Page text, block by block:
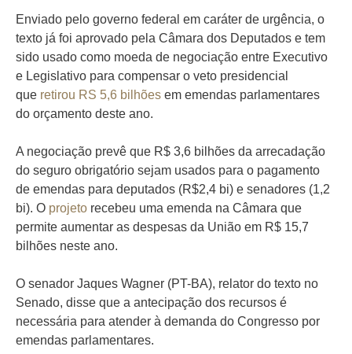
Enviado pelo governo federal em caráter de urgência, o
texto já foi aprovado pela Câmara dos Deputados e tem
sido usado como moeda de negociação entre Executivo
e Legislativo para compensar o veto presidencial
que retirou RS 5,6 bilhões em emendas parlamentares
do orçamento deste ano.
A negociação prevê que R$ 3,6 bilhões da arrecadação
do seguro obrigatório sejam usados para o pagamento
de emendas para deputados (R$2,4 bi) e senadores (1,2
bi). O projeto recebeu uma emenda na Câmara que
permite aumentar as despesas da União em R$ 15,7
bilhões neste ano.
O senador Jaques Wagner (PT-BA), relator do texto no
Senado, disse que a antecipação dos recursos é
necessária para atender à demanda do Congresso por
emendas parlamentares.